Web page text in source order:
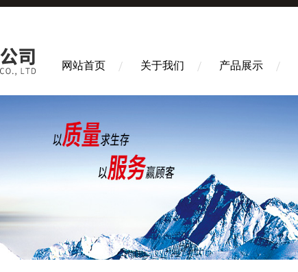
网站首页 关于我们 产品展示